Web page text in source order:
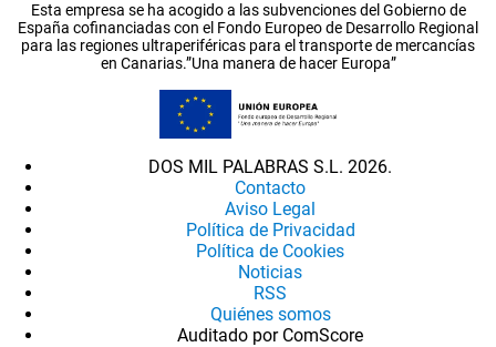
Esta empresa se ha acogido a las subvenciones del Gobierno de
España cofinanciadas con el Fondo Europeo de Desarrollo Regional
para las regiones ultraperiféricas para el transporte de mercancías
en Canarias.”Una manera de hacer Europa”
DOS MIL PALABRAS S.L. 2026.
Contacto
Aviso Legal
Política de Privacidad
Política de Cookies
Noticias
RSS
Quiénes somos
Auditado por ComScore